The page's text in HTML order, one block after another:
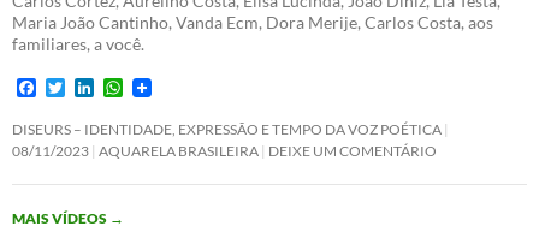
Maria João Cantinho, Vanda Ecm, Dora Merije, Carlos Costa, aos
familiares, a você.
F
c
e
b
o
k
T
i
t
t
e
n
k
e
d
n
W
a
t
s
A
DISEURS – IDENTIDADE, EXPRESSÃO E TEMPO DA VOZ POÉTICA
08/11/2023 AQUARELA BRASILEIRA DEIXE UM COMENTÁRIO
MAIS VÍDEOS →